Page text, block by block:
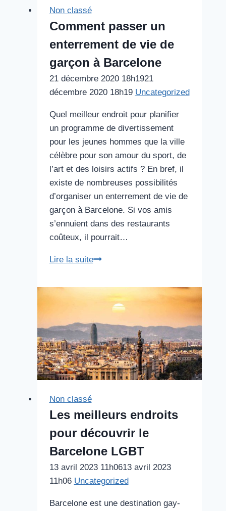
Non classé
Comment passer un
enterrement de vie de
garçon à Barcelone
21 décembre 2020 18h1921
décembre 2020 18h19 Uncategorized
Quel meilleur endroit pour planifier
un programme de divertissement
pour les jeunes hommes que la ville
célèbre pour son amour du sport, de
l’art et des loisirs actifs ? En bref, il
existe de nombreuses possibilités
d’organiser un enterrement de vie de
garçon à Barcelone. Si vos amis
s’ennuient dans des restaurants
coûteux, il pourrait…
Lire la suiteComment
un
enterrement
vie
de
garçon
à
Barcelone
Non classé
Les meilleurs endroits
pour découvrir le
Barcelone LGBT
13 avril 2023 11h0613 avril 2023
11h06 Uncategorized
Barcelone est une destination gay-